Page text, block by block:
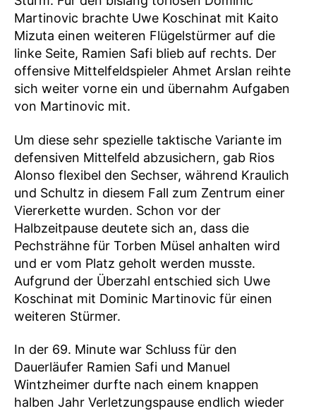
Martinovic brachte Uwe Koschinat mit Kaito
Mizuta einen weiteren Flügelstürmer auf die
linke Seite, Ramien Safi blieb auf rechts. Der
offensive Mittelfeldspieler Ahmet Arslan reihte
sich weiter vorne ein und übernahm Aufgaben
von Martinovic mit.
Um diese sehr spezielle taktische Variante im
defensiven Mittelfeld abzusichern, gab Rios
Alonso flexibel den Sechser, während Kraulich
und Schultz in diesem Fall zum Zentrum einer
Viererkette wurden. Schon vor der
Halbzeitpause deutete sich an, dass die
Pechsträhne für Torben Müsel anhalten wird
und er vom Platz geholt werden musste.
Aufgrund der Überzahl entschied sich Uwe
Koschinat mit Dominic Martinovic für einen
weiteren Stürmer.
In der 69. Minute war Schluss für den
Dauerläufer Ramien Safi und Manuel
Wintzheimer durfte nach einem knappen
halben Jahr Verletzungspause endlich wieder